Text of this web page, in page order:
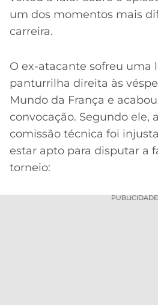
um dos momentos mais
carreira.
O ex-atacante sofreu uma
panturrilha direita às
Mundo da França e
convocação. Segundo ele,
comissão técnica foi
estar apto para disputar a
torneio:
PUBLICIDADE